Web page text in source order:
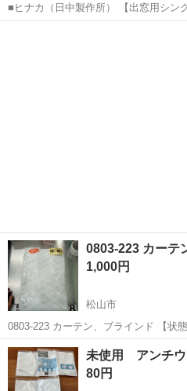
■ヒナカ（日中製作所） 【出窓用シン
（〜2.0m） ・カラー：ホワイト ・日本製
0803-223 カーテ
1,000円
松山市
0803-223 カーテン、ブラインド 【状態】 ・使用に伴う多少のスレ、
キズ、落としきれない汚れなどござい
さい ・お値引きは出来かねますので
状...
愛媛 松山市 カーテン、ブラ
未使用 アンチ
80円